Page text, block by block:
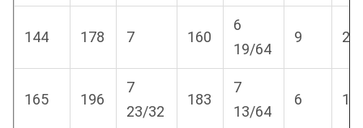
144 178 7 160
6
19/64
9
165 196
7
23/32
183
7
13/64
6